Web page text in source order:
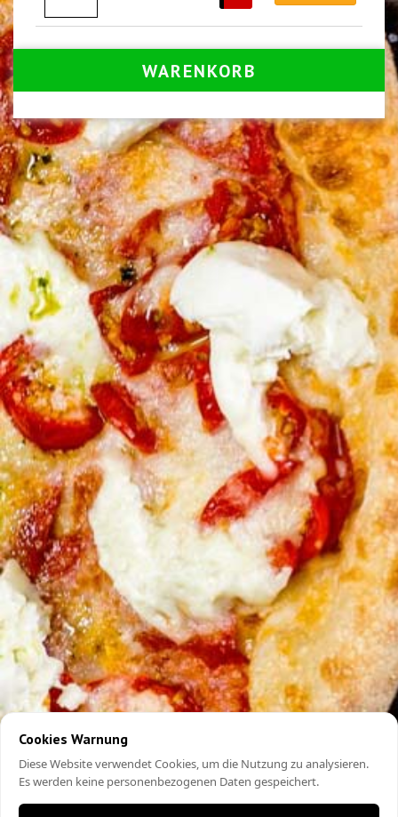
WARENKORB
Cookies Warnung
Diese Website verwendet Cookies, um die Nutzung zu analysieren.
Es werden keine personenbezogenen Daten gespeichert.